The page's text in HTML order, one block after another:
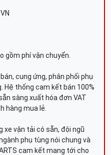
gồm phí vận chuyển.
cung ứng, phân phối phụ
Hệ thống cam kết bán 100%
sàng xuất hóa đơn VAT
hàng mua lẻ.
xe vận tải có sẵn, đội ngũ
phụ tùng nói chung và
cam kết mang tới cho